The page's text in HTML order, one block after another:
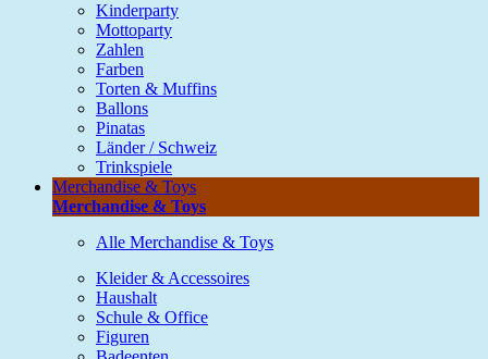
Kinderparty
Mottoparty
Zahlen
Farben
Torten & Muffins
Ballons
Pinatas
Länder / Schweiz
Trinkspiele
Merchandise & Toys
Merchandise & Toys
Alle Merchandise & Toys
Kleider & Accessoires
Haushalt
Schule & Office
Figuren